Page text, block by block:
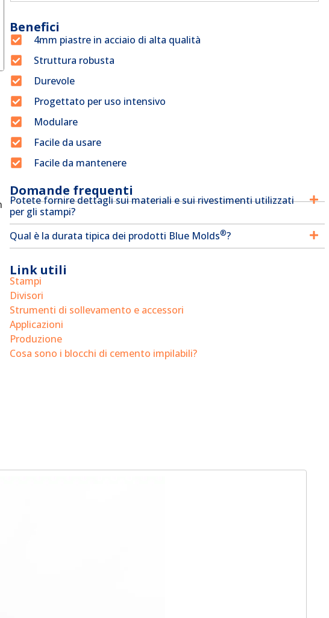
Benefici
4mm piastre in acciaio di alta qualità
Struttura robusta
Durevole
Progettato per uso intensivo
Modulare
Facile da usare
Facile da mantenere
Domande frequenti
Potete fornire dettagli sui materiali e sui rivestimenti utilizzati
per gli stampi?
Qual è la durata tipica dei prodotti Blue Molds®?
Link utili
Stampi
Divisori
Strumenti di sollevamento e accessori
Applicazioni
Produzione
Cosa sono i blocchi di cemento impilabili?